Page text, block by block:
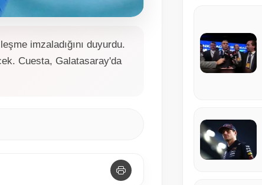
imzaladığını duyurdu.
Cuesta, Galatasaray'da